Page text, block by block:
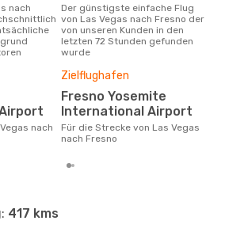
Der günstigste einfache Flug
von Las Vegas nach Fresno der
von unseren Kunden in den
letzten 72 Stunden gefunden
wurde
Zielflughafen
Fresno Yosemite
International Airport
Für die Strecke von Las Vegas
nach Fresno
417 kms